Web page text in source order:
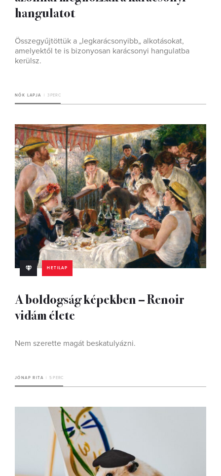
hangulatot
Összegyűjtöttük a „legkarácsonyibb„ alkotásokat,
amelyektől te is bizonyosan karácsonyi hangulatba
kerülsz.
NŐK LAPJA 3 PERC
HETILAP
A boldogság képekben – Renoir
vidám élete
Nem szerette magát beskatulyázni.
JÓNAP RITA 5 PERC